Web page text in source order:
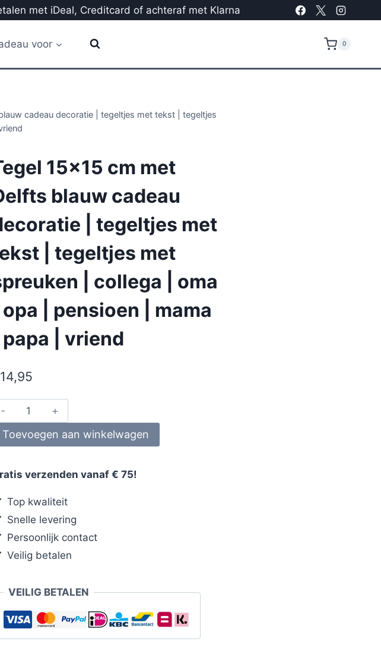
met iDeal, Creditcard of achteraf met Klarna
voor 0
cadeau decoratie | tegeltjes met tekst | tegeltjes
15×15 cm met
blauw cadeau
| tegeltjes met
| tegeltjes met
| collega | oma
| opa | pensioen | mama
| papa | vriend
14,95
Toevoegen aan winkelwagen
verzenden vanaf € 75!
Top kwaliteit
Snelle levering
Persoonlijk contact
Veilig betalen
VEILIG BETALEN